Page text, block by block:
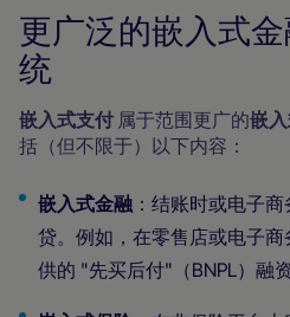
更广泛的嵌入式
统
嵌入式支付 属于范围更广的嵌
括（但不限于）以下内容：
嵌入式金融 ：结账时或电子
贷。例如，在零售店或电子商
供的 "先买后付"（BNPL）融资